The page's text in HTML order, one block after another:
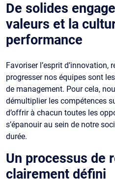
De solides
valeurs et la
performance
Favoriser l’esprit d’innovation,
progresser nos équipes sont
de management. Pour cela,
démultiplier les compétences
d’offrir à chacun toutes les
s’épanouir au sein de notre
durée.
Un processus de
clairement défini